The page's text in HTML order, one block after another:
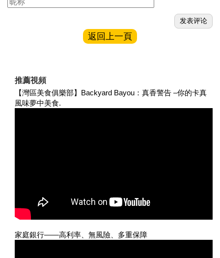
返回上一頁
推薦視頻
【灣區美食俱樂部】Backyard Bayou：真香警告 –你的卡真
風味夢中美食.
家庭銀行——高利率、無風險、多重保障